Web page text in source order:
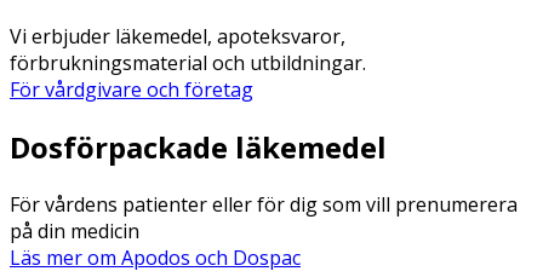
Vi erbjuder läkemedel, apoteksvaror,
förbrukningsmaterial och utbildningar.
För vårdgivare och företag
Dosförpackade läkemedel
För vårdens patienter eller för dig som vill prenumerera
på din medicin
Läs mer om Apodos och Dospac